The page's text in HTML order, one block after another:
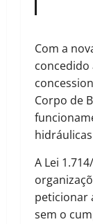
Com a
concedido
Corpo de
A Lei
peticionar
sem o